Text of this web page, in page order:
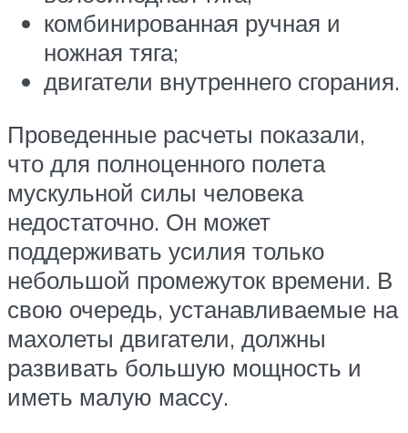
комбинированная ручная и
ножная тяга;
двигатели внутреннего сгорания.
Проведенные расчеты показали,
что для полноценного полета
мускульной силы человека
недостаточно. Он может
поддерживать усилия только
небольшой промежуток времени. В
свою очередь, устанавливаемые на
махолеты двигатели, должны
развивать большую мощность и
иметь малую массу.